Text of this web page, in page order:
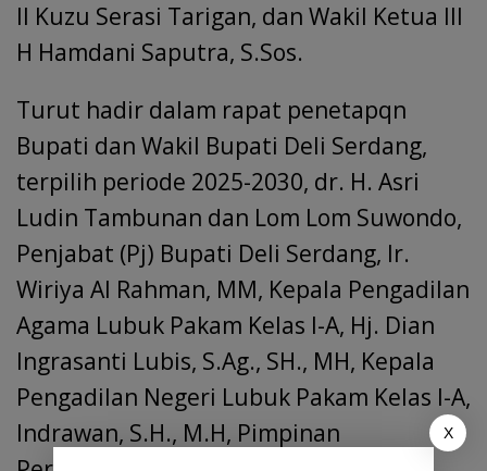
II Kuzu Serasi Tarigan, dan Wakil Ketua III
H Hamdani Saputra, S.Sos.
Turut hadir dalam rapat penetapqn
Bupati dan Wakil Bupati Deli Serdang,
terpilih periode 2025-2030, dr. H. Asri
Ludin Tambunan dan Lom Lom Suwondo,
Penjabat (Pj) Bupati Deli Serdang, Ir.
Wiriya Al Rahman, MM, Kepala Pengadilan
Agama Lubuk Pakam Kelas I-A, Hj. Dian
Ingrasanti Lubis, S.Ag., SH., MH, Kepala
Pengadilan Negeri Lubuk Pakam Kelas I-A,
Indrawan, S.H., M.H, Pimpinan
X